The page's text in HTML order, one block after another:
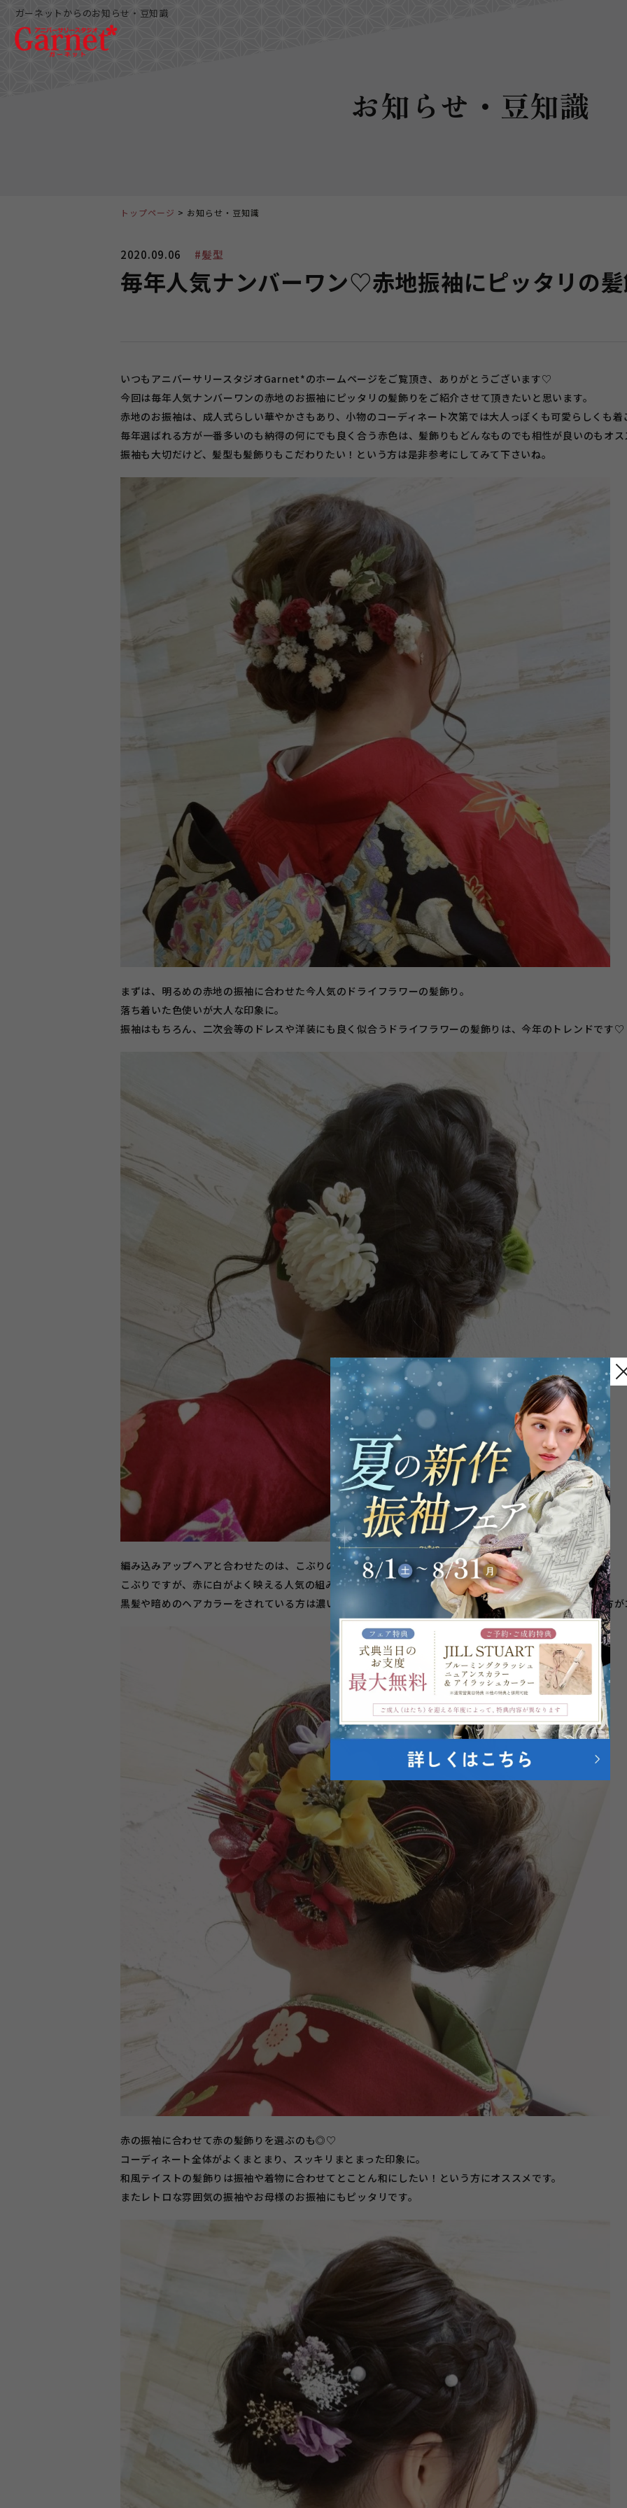
ガーネットからのお知らせ・豆知識
お知らせ・豆知識
2020.09.06 #髪型
毎年人気ナンバーワン♡赤地振袖にピッタリの
いつもアニバーサリースタジオGarnet*のホームページをご覧頂き、ありがとうございます♡
今回は毎年人気ナンバーワンの赤地のお振袖にピッタリの髪飾りをご紹介させて頂きたいと思います。
赤地のお振袖は、成人式らしい華やかさもあり、小物のコーディネート次第では大人っぽくも可愛らしくも
毎年選ばれる方が一番多いのも納得の何にでも良く合う赤色は、髪飾りもどんなものでも相性が良いのもオ
振袖も大切だけど、髪型も髪飾りもこだわりたい！という方は是非参考にしてみて下さいね。
まずは、明るめの赤地の振袖に合わせた今人気のドライフラワーの髪飾り。
落ち着いた色使いが大人な印象に。
振袖はもちろん、二次会等のドレスや洋装にも良く似合うドライフラワーの髪飾りは、今年のトレンドです♡
編み込みアップヘアと合わせたのは、こぶりの白いお花の髪飾り。
こぶりですが、赤に白がよく映える人気の組み合わせです。
黒髪や暗めのヘアカラーをされている方は濃い色の髪飾りよりも白やパステルカラーなどの淡い色の物の方
赤の振袖に合わせて赤の髪飾りを選ぶのも◎♡
コーディネート全体がよくまとまり、スッキリまとまった印象に。
和風テイストの髪飾りは振袖や着物に合わせてとことん和にしたい！という方にオススメです。
またレトロな雰囲気の振袖やお母様のお振袖にもピッタリです。
トップページ お知らせ・豆知識